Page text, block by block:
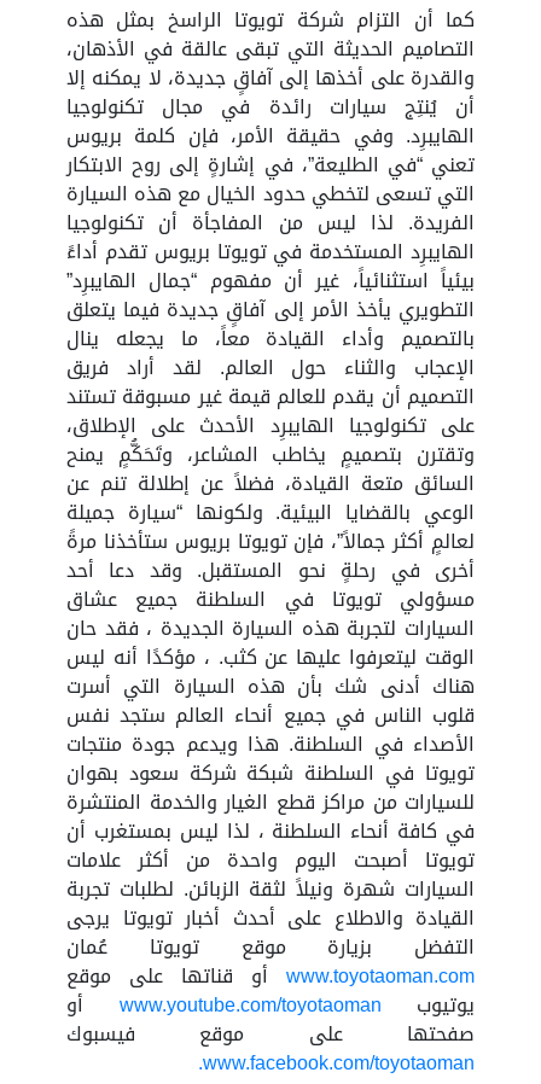
كما أن التزام شركة تويوتا الراسخ بمثل هذه
التصاميم الحديثة التي تبقى عالقة في الأذهان،
والقدرة على أخذها إلى آفاقٍ جديدة، لا يمكنه إلا
أن يُنتِج سيارات رائدة في مجال تكنولوجيا
الهايبرِد. وفي حقيقة الأمر، فإن كلمة بريوس
تعني “في الطليعة”، في إشارةٍ إلى روح الابتكار
التي تسعى لتخطي حدود الخيال مع هذه السيارة
الفريدة. لذا ليس من المفاجأة أن تكنولوجيا
الهايبرِد المستخدمة في تويوتا بريوس تقدم أداءً
بيئياً استثنائياً، غير أن مفهوم “جمال الهايبرِد”
التطويري يأخذ الأمر إلى آفاقٍ جديدة فيما يتعلق
بالتصميم وأداء القيادة معاً، ما يجعله ينال
الإعجاب والثناء حول العالم. لقد أراد فريق
التصميم أن يقدم للعالم قيمة غير مسبوقة تستند
على تكنولوجيا الهايبرِد الأحدث على الإطلاق،
وتقترن بتصميمٍ يخاطب المشاعر، وتَحَكُّمٍ يمنح
السائق متعة القيادة، فضلاً عن إطلالة تنم عن
الوعي بالقضايا البيئية. ولكونها “سيارة جميلة
لعالمٍ أكثر جمالاً”، فإن تويوتا بريوس ستأخذنا مرةً
أخرى في رحلةٍ نحو المستقبل. وقد دعا أحد
مسؤولي تويوتا في السلطنة جميع عشاق
السيارات لتجربة هذه السيارة الجديدة ، فقد حان
الوقت ليتعرفوا عليها عن كثب. ، مؤكدًا أنه ليس
هناك أدنى شك بأن هذه السيارة التي أسرت
قلوب الناس في جميع أنحاء العالم ستجد نفس
الأصداء في السلطنة. هذا ويدعم جودة منتجات
تويوتا في السلطنة شبكة شركة سعود بهوان
للسيارات من مراكز قطع الغيار والخدمة المنتشرة
في كافة أنحاء السلطنة ، لذا ليس بمستغرب أن
تويوتا أصبحت اليوم واحدة من أكثر علامات
السيارات شهرة ونيلاً لثقة الزبائن. لطلبات تجربة
القيادة والاطلاع على أحدث أخبار تويوتا يرجى
التفضل بزيارة موقع تويوتا عُمان
www.toyotaoman.com أو قناتها على موقع
يوتيوب www.youtube.com/toyotaoman أو
صفحتها على موقع فيسبوك
www.facebook.com/toyotaoman.